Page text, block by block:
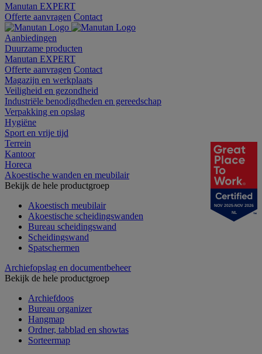
Manutan EXPERT
Offerte aanvragen Contact
Aanbiedingen
Duurzame producten
Manutan EXPERT
Offerte aanvragen Contact
Magazijn en werkplaats
Veiligheid en gezondheid
Industriële benodigdheden en gereedschap
Verpakking en opslag
Hygiëne
Sport en vrije tijd
Terrein
Kantoor
Horeca
Akoestische wanden en meubilair
Bekijk de hele productgroep
Akoestisch meubilair
Akoestische scheidingswanden
Bureau scheidingswand
Scheidingswand
Spatschermen
Archiefopslag en documentbeheer
Bekijk de hele productgroep
Archiefdoos
Bureau organizer
Hangmap
Ordner, tabblad en showtas
Sorteermap
NOV 2025-NOV 2026
NL